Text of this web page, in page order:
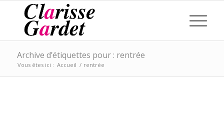
Archive d’étiquettes pour : rentrée
Vous êtes ici : Accueil / rentrée